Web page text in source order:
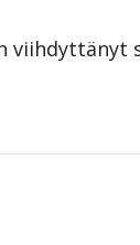
viihdyttänyt